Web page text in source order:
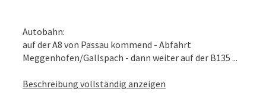
Autobahn:
auf der A8 von Passau kommend - Abfahrt
Meggenhofen/Gallspach - dann weiter auf der B135 ...
Beschreibung vollständig anzeigen